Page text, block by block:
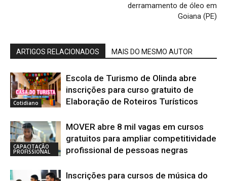
derramamento de óleo em
Goiana (PE)
ARTIGOS RELACIONADOS MAIS DO MESMO AUTOR
Cotidiano
Escola de Turismo de Olinda abre
inscrições para curso gratuito de
Elaboração de Roteiros Turísticos
CAPACITAÇÃO
PROFISSIONAL
MOVER abre 8 mil vagas em cursos
gratuitos para ampliar competitividade
profissional de pessoas negras
Inscrições para cursos de música do